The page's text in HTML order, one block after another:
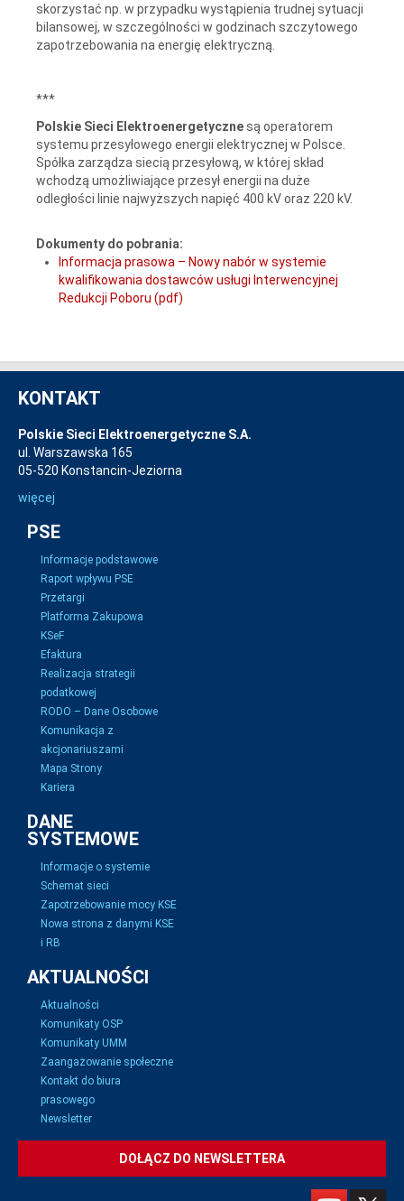
skorzystać np. w przypadku wystąpienia trudnej sytuacji
bilansowej, w szczególności w godzinach szczytowego
zapotrzebowania na energię elektryczną.
***
Polskie Sieci Elektroenergetycznesą operatorem
systemu przesyłowego energii elektrycznej w Polsce.
Spółka zarządza siecią przesyłową, w której skład
wchodzą umożliwiające przesył energii na duże
odległości linie najwyższych napięć 400 kV oraz 220 kV.
Dokumenty do pobrania:
Informacja prasowa – Nowy nabór w systemie
kwalifikowania dostawców usługi Interwencyjnej
Redukcji Poboru (pdf)
KONTAKT
Polskie Sieci Elektroenergetyczne S.A.
ul. Warszawska 165
05-520 Konstancin-Jeziorna
więcej
PSE
Informacje podstawowe
Raport wpływu PSE
Przetargi
Platforma Zakupowa
KSeF
Efaktura
Realizacja strategii
podatkowej
RODO – Dane Osobowe
Komunikacja z
akcjonariuszami
Mapa Strony
Kariera
DANE
SYSTEMOWE
Informacje o systemie
Schemat sieci
Zapotrzebowanie mocy KSE
Nowa strona z danymi KSE
i RB
AKTUALNOŚCI
Aktualności
Komunikaty OSP
Komunikaty UMM
Zaangażowanie społeczne
Kontakt do biura
prasowego
Newsletter
DOŁĄCZ DO NEWSLETTERA